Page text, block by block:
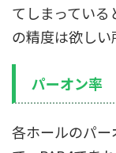
てしまってい
の精度は欲しい
パーオン率
各ホールのパ